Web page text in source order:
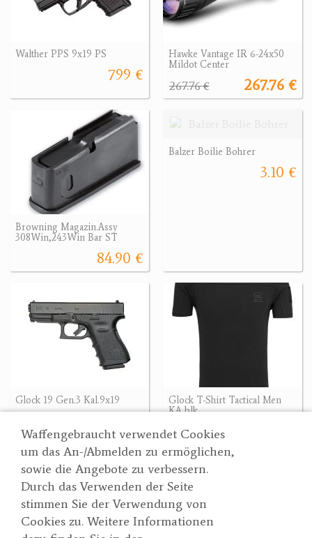
Waffengebraucht verwendet Cookies
um das An-/Abmelden zu ermöglichen,
sowie die Angebote zu verbessern.
Durch das Verwenden der Seite
stimmen Sie der Verwendung von
Cookies zu. Weitere Informationen
Walther PPS 9x19 PS
799 €
Hawke Vantage IR 6-24x50
Mildot Center
267.76 €
267.76 €
Browning Magazin.Assy
308Win,243Win Bar ST
84.90 €
Balzer Boilie Bohrer
3.10 €
Glock 19 Gen.3 Kal.9x19
608.86 €
Glock T-Shirt Tactical Men
KA blk
Suche
Partner
AGBs
Wertgarner 1820
Jagd & SporthandelsgmbH
Dr. Karl-Renner-Straße 48